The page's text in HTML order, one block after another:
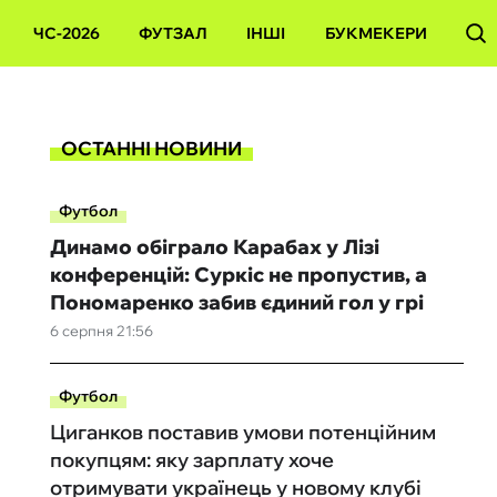
ЧС-2026 ФУТЗАЛ ІНШІ БУКМЕКЕРИ
ОСТАННІ НОВИНИ
Футбол
6 серпня 21:56
Динамо обіграло Карабах у Лізі
конференцій: Суркіс не пропустив, а
Пономаренко забив єдиний гол у грі
Футбол
Циганков поставив умови потенційним
покупцям: яку зарплату хоче
отримувати українець у новому клубі